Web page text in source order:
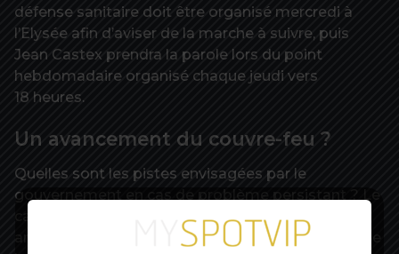
défense sanitaire doit être organisé mercredi à
l’Elysée afin d’aviser de la marche à suivre, puis
Jean Castex prendra la parole lors du point
hebdomadaire organisé chaque jeudi vers
18 heures.
Un avancement du couvre-feu ?
Quelles sont les pistes envisagées par le
gouvernement en cas de problème persistant ? Le
calendrier du déconfinement, tel qu’il a été
annoncé le 24 novembre, prévoit actuellement une